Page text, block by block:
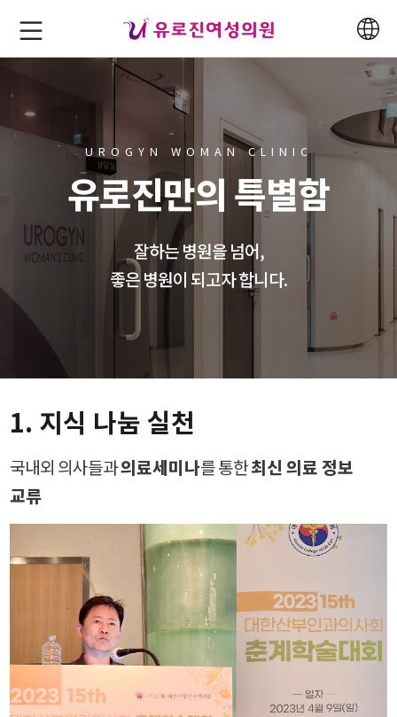
UROGYN WOMAN CLINIC
유로진만의 특별함
잘하는 병원을 넘어,
좋은 병원이 되고자 합니다.
1. 지식 나눔 실천
국내외 의사들과의료세미나를 통한최신 의료 정보
교류